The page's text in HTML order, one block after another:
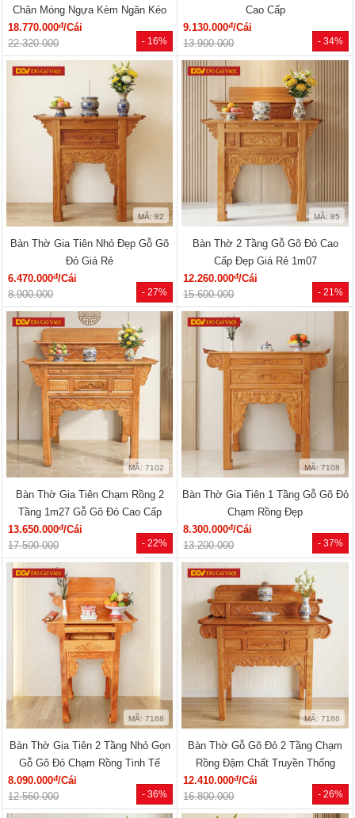
- 16%
Chân Móng Ngựa Kèm Ngăn Kéo
18.770.000đ/Cái
22.320.000
- 34%
Cao Cấp
9.130.000đ/Cái
13.900.000
- 27%
MÃ: 82
Bàn Thờ Gia Tiên Nhỏ Đẹp Gỗ Gõ
Đỏ Giá Rẻ
6.470.000đ/Cái
8.900.000
- 21%
MÃ: 85
Bàn Thờ 2 Tầng Gỗ Gõ Đỏ Cao
Cấp Đẹp Giá Rẻ 1m07
12.260.000đ/Cái
15.600.000
- 22%
MÃ: 7102
Bàn Thờ Gia Tiên Chạm Rồng 2
Tầng 1m27 Gỗ Gõ Đỏ Cao Cấp
13.650.000đ/Cái
17.500.000
- 37%
MÃ: 7108
Bàn Thờ Gia Tiên 1 Tầng Gỗ Gõ Đỏ
Chạm Rồng Đẹp
8.300.000đ/Cái
13.200.000
- 36%
MÃ: 7188
Bàn Thờ Gia Tiên 2 Tầng Nhỏ Gọn
Gỗ Gõ Đỏ Chạm Rồng Tinh Tế
8.090.000đ/Cái
12.560.000
- 26%
MÃ: 7186
Bàn Thờ Gỗ Gõ Đỏ 2 Tầng Chạm
Rồng Đậm Chất Truyền Thống
12.410.000đ/Cái
16.800.000